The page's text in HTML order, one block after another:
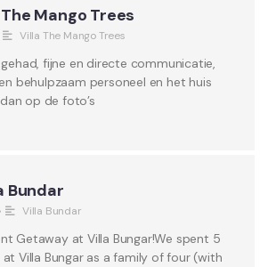
Mango Trees
Villa The Mango Trees
fijne en directe communicatie,
behulpzaam personeel en het huis
op de foto’s
Bundar
Villa Bundar
Getaway at Villa Bungar!We spent 5
Villa Bungar as a family of four (with